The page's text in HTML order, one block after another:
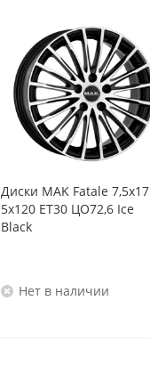
Диски MAK Fatale 7,5x17
5x120 ET30 ЦО72,6 Ice
Black
Нет в наличии